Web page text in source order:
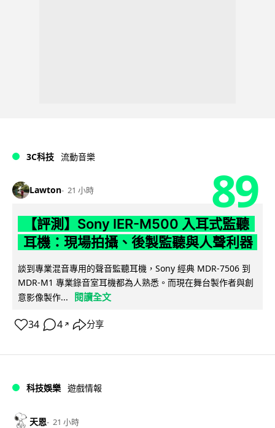
3C科技 流動音樂
Lawton 21 小時 89
【評測】Sony IER-M500 入耳式監聽
耳機：現場拍攝、後製監聽與人聲利器
談到專業混音專用的聲音監聽耳機，Sony 經典 MDR-7506 到
MDR-M1 專業錄音室耳機都為人熟悉。而現在舞台製作者與創
意影像製作...
閱讀全文
34 4 ↗ 分享
科技娛樂 遊戲情報
天恩 21 小時